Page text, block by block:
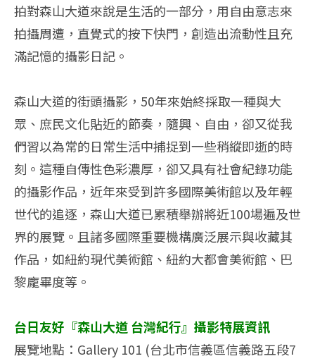
拍對森山大道來說是生活的一部分，用自由意志來
拍攝周遭，直覺式的按下快門，創造出流動性且充
滿記憶的攝影日記。
森山大道的街頭攝影，50年來始終採取一種與大
眾、庶民文化貼近的節奏，隨興、自由，卻又從我
們習以為常的日常生活中捕捉到一些稍縱即逝的時
刻。這種自傳性色彩濃厚，卻又具有社會紀錄功能
的攝影作品，近年來受到許多國際美術館以及年輕
世代的追逐，森山大道已累積舉辦將近100場遍及世
界的展覽。且諸多國際重要機構廣泛展示與收藏其
作品，如紐約現代美術館、紐約大都會美術館、巴
黎龐畢度等。
台日友好『森山大道 台灣紀行』攝影特展資訊
展覽地點：Gallery 101 (台北市信義區信義路五段7